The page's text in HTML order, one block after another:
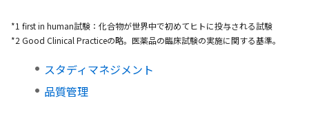
*1 first in human試験：化合物が世界中で初めてヒトに投与される試験
*2 Good Clinical Practiceの略。医薬品の臨床試験の実施に関する基準。
スタディマネジメント
品質管理